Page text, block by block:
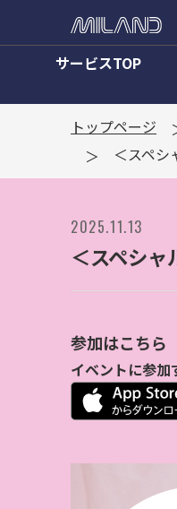
サービスTOP
トップページ
＜スペシ
2025.11.13
＜スペシ
参加はこちら
イベントに参